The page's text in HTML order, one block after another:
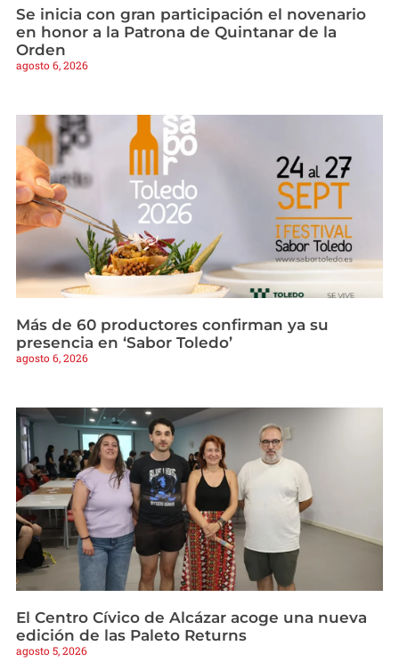
Se inicia con gran participación el novenario
en honor a la Patrona de Quintanar de la
Orden
agosto 6, 2026
Más de 60 productores confirman ya su
presencia en ‘Sabor Toledo’
agosto 6, 2026
El Centro Cívico de Alcázar acoge una nueva
edición de las Paleto Returns
agosto 5, 2026